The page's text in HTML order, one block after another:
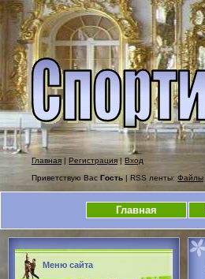
Главная | Регистрация | Вход
Приветствую Вас Гость | RSS ленты: Файлы
Главная
Меню сайта